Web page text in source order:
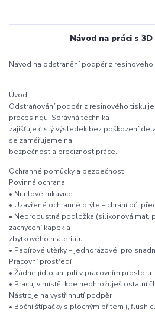
Návod na práci s
Návod na odstranění podpěr z resinového
Úvod
Odstraňování podpěr z resinového tisku
procesingu. Správná technika
zajišťuje čistý výsledek bez poškození
se zaměřujeme na
bezpečnost a preciznost práce.
Ochranné pomůcky a bezpečnost
Povinná ochrana
• Nitrilové rukavice
• Uzavřené ochranné brýle – chrání oči
• Nepropustná podložka (silikonová mat,
zachycení kapek a
zbytkového materiálu
• Papírové utěrky – jednorázové, pro
Pracovní prostředí
• Žádné jídlo ani pití v pracovním prostoru
• Pracuj v místě, kde neohrožuješ ostatní
Nástroje na vystřihnutí podpěr
• Boční štípačky s plochým břitem („flush